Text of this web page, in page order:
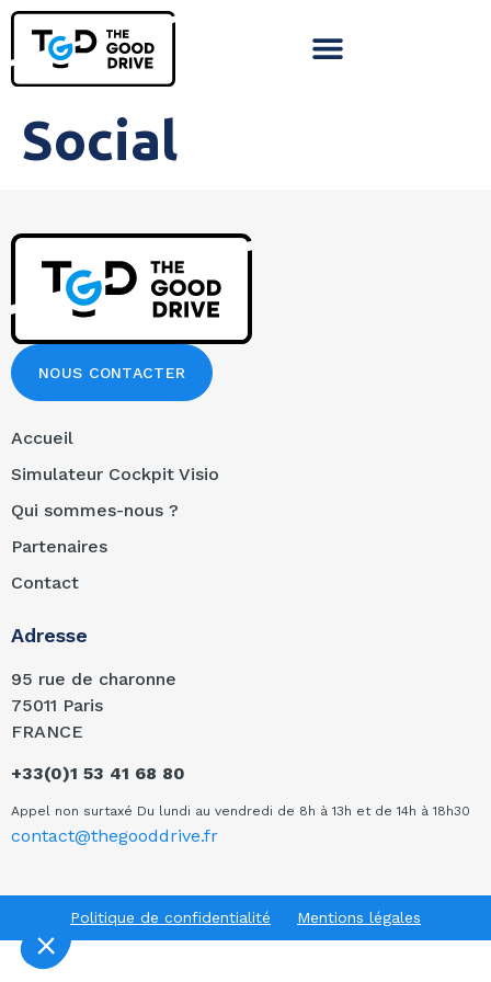
Social
NOUS CONTACTER
Accueil
Simulateur Cockpit Visio
Qui sommes-nous ?
Partenaires
Contact
Adresse
95 rue de charonne
75011 Paris
FRANCE
+33(0)1 53 41 68 80
Appel non surtaxé Du lundi au vendredi de 8h à 13h et de 14h à 18h30
contact@thegooddrive.fr
Politique de confidentialité Mentions légales